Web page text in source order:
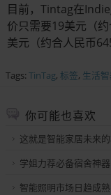
目前，Tintag在
价只需要19美元（
美元（约合人民币
Tags: TinTag, 标签, 生活
你可能也喜欢
这就是智能家居未来
学姐力荐必备宿舍神
智能照明市场日趋成